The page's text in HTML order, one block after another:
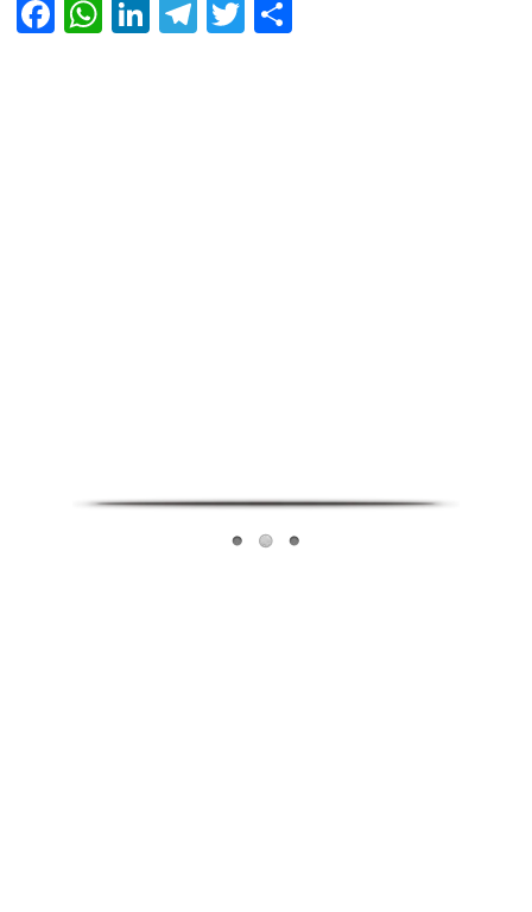
Facebook
WhatsApp
LinkedIn
Telegram
Twitter